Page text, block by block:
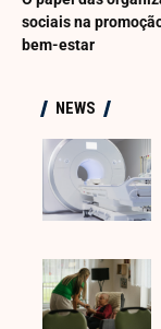
sociais na
bem-estar
NEWS